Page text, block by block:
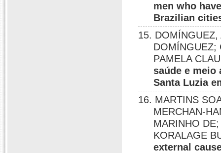
men who
Brazilian
15. DOMÍNGUEZ,
DOMÍNGUEZ;
PAMELA
saúde e
Santa Luzia
16. MARTINS
MERCHAN-
MARINHO
KORALAGE
external